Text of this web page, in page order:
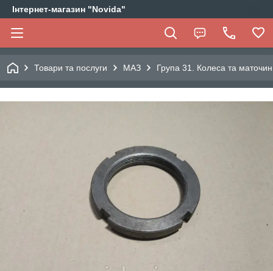
Інтернет-магазин "Novida"
Товари та послуги МАЗ Група 31. Колеса та